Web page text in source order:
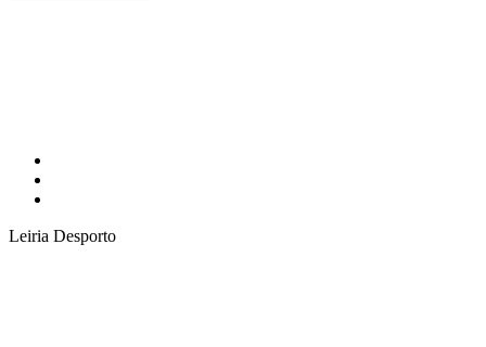
Leiria Desporto